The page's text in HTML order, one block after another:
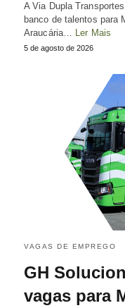
A Via Dupla
banco de talentos para
Araucária… Ler Mais
5 de agosto de 2026
VAGAS DE EMPREGO
GH
vagas para